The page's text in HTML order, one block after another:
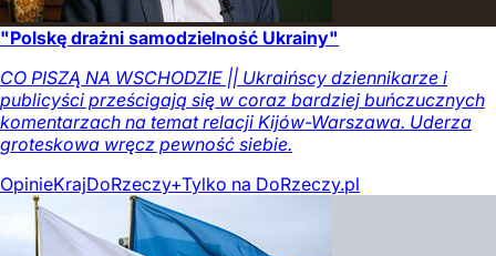
"Polskę drażni samodzielność Ukrainy"
CO PISZĄ NA WSCHODZIE || Ukraińscy dziennikarze i
publicyści prześcigają się w coraz bardziej buńczucznych
komentarzach na temat relacji Kijów-Warszawa. Uderza
groteskowa wręcz pewność siebie.
OpinieKrajDoRzeczy+Tylko na DoRzeczy.pl